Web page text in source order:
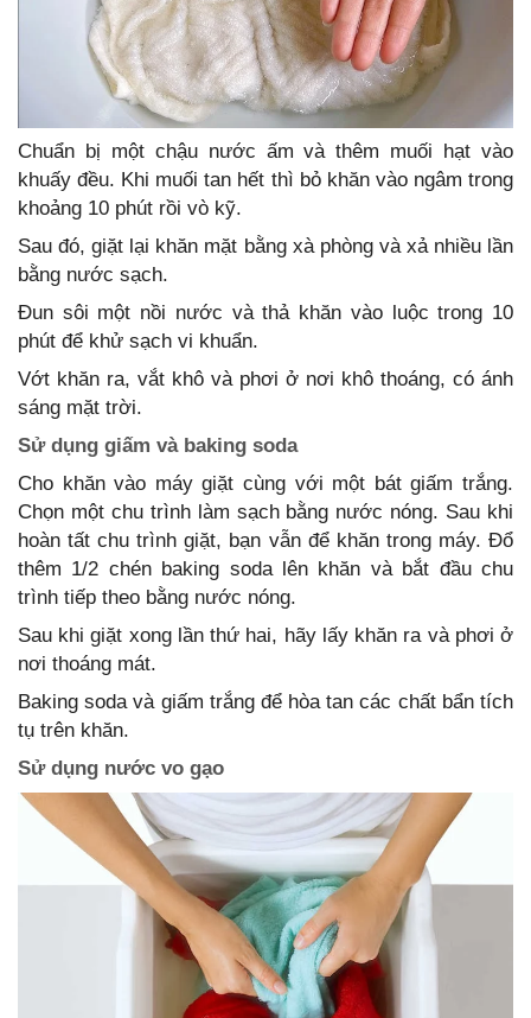
Chuẩn bị một chậu nước ấm và thêm muối hạt vào
khuấy đều. Khi muối tan hết thì bỏ khăn vào ngâm trong
khoảng 10 phút rồi vò kỹ.
Sau đó, giặt lại khăn mặt bằng xà phòng và xả nhiều lần
bằng nước sạch.
Đun sôi một nồi nước và thả khăn vào luộc trong 10
phút để khử sạch vi khuẩn.
Vớt khăn ra, vắt khô và phơi ở nơi khô thoáng, có ánh
sáng mặt trời.
Sử dụng giấm và baking soda
Cho khăn vào máy giặt cùng với một bát giấm trắng.
Chọn một chu trình làm sạch bằng nước nóng. Sau khi
hoàn tất chu trình giặt, bạn vẫn để khăn trong máy. Đổ
thêm 1/2 chén baking soda lên khăn và bắt đầu chu
trình tiếp theo bằng nước nóng.
Sau khi giặt xong lần thứ hai, hãy lấy khăn ra và phơi ở
nơi thoáng mát.
Baking soda và giấm trắng để hòa tan các chất bẩn tích
tụ trên khăn.
Sử dụng nước vo gạo